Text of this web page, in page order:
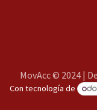
MovAcc © 2024 |
Con tecnología de
MovAcc
Te